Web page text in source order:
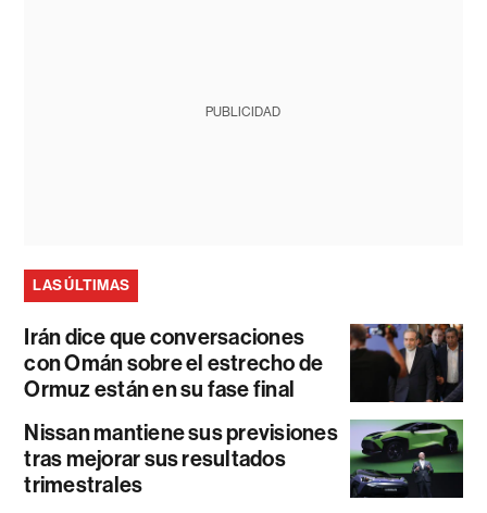
PUBLICIDAD
LAS ÚLTIMAS
Irán dice que conversaciones
con Omán sobre el estrecho de
Ormuz están en su fase final
Nissan mantiene sus previsiones
tras mejorar sus resultados
trimestrales